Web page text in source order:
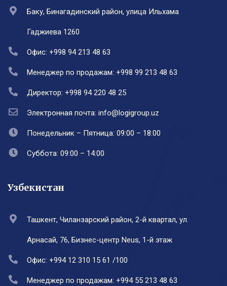
Баку, Бинагадинский район, улица Ильхама
Гаджиева 1260
Офис: +998 94 213 48 63
Менеджер по продажам: +998 99 213 48 63
Директор: +998 94 220 48 25
Электронная почта: info@logigroup.uz
Понедельник – Пятница: 09:00 – 18:00
Суббота: 09:00 – 14:00
Узбекистан
Ташкент, Чиланзарский район, 2-й квартал, ул.
Арнасай, 76, Бизнес-центр Neus, 1-й этаж
Офис: +994 12 310 15 61 /100
Менеджер по продажам: +994 55 213 48 63